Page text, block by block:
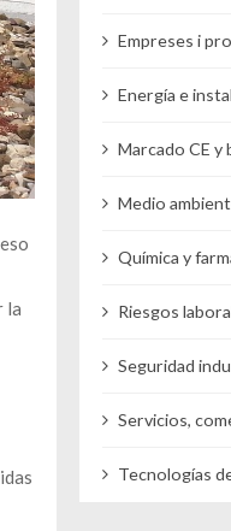
la
Empreses i
Energía e
Marcado CE y
Medio
Química y
Riesgos
Seguridad
Servicios,
Tecnologías